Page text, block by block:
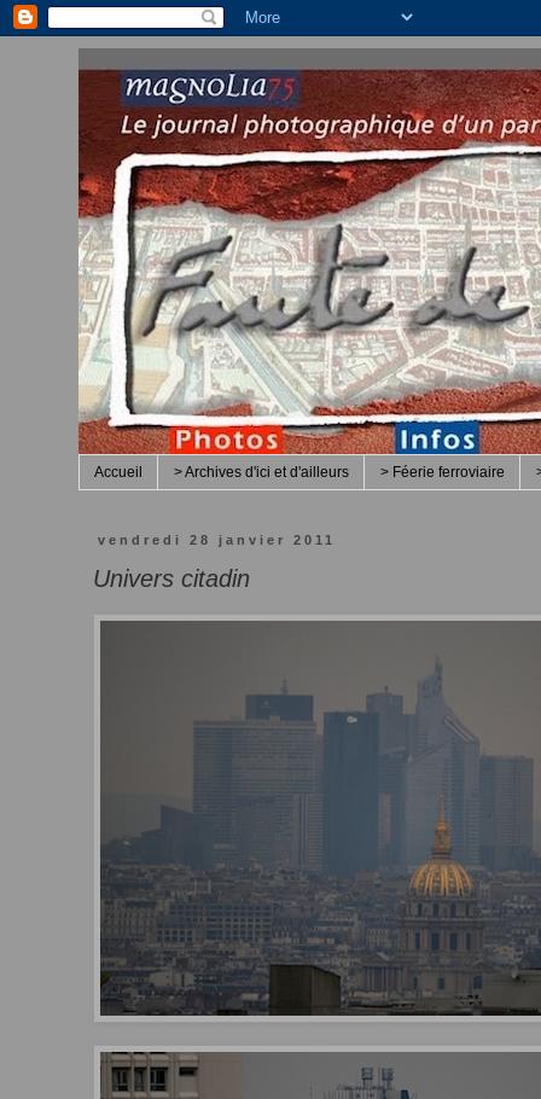
Accueil > Archives d'ici et d'ailleurs > Féerie ferroviaire
vendredi 28 janvier 2011
Univers citadin